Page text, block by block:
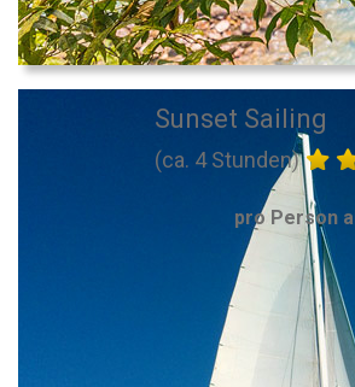
Sunset Sailing
(ca. 4 Stunden)
pro Person